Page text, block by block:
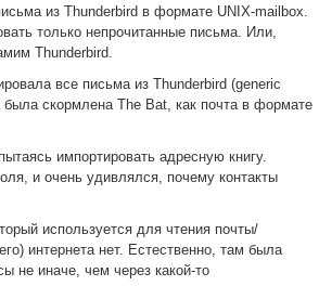
из Thunderbird в формате UNIX-mailbox.
только непрочитанные письма. Или,
Thunderbird.
все письма из Thunderbird (generic
скормлена The Bat, как почта в формате
импортировать адресную книгу.
и очень удивлялся, почему контакты
используется для чтения почты/
интернета нет. Естественно, там была
не иначе, чем через какой-то